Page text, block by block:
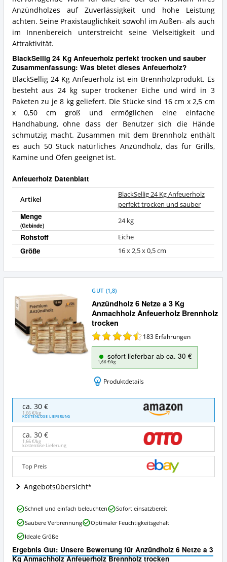
Anzündholzes auf Zuverlässigkeit und hohe Leistung
achten. Seine Praxistauglichkeit sowohl im Außen- als auch
im Innenbereich unterstreicht seine Vielseitigkeit und
Attraktivität.
BlackSellig 24 Kg Anfeuerholz perfekt trocken und sauber
Zusammenfassung: Was bietet dieses Anfeuerholz?
BlackSellig 24 Kg Anfeuerholz ist ein Brennholzprodukt. Es
besteht aus 24 kg super trockener Eiche und wird in 3
Paketen zu je 8 kg geliefert. Die Stücke sind 16 cm x 2,5 cm
x 0,50 cm groß und ermöglichen eine einfache
Handhabung, ohne dass der Benutzer sich die Hände
schmutzig macht. Zusammen mit dem Brennholz enthält
es auch 50 Stück natürliches Anzündholz, das für Grills,
Kamine und Öfen geeignet ist.
Anfeuerholz Datenblatt
Artikel
BlackSellig 24 Kg Anfeuerholz
perfekt trocken und sauber
Menge
(Gebinde)
24 kg
Rohstoff Eiche
Größe 16 x 2,5 x 0,5 cm
Anzündholz 6 Netze a 3 Kg
Anmachholz Anfeuerholz Brennholz
trocken
GUT (1,8)
183 Erfahrungen
sofort lieferbar ab ca. 30 €
1,66 €/kg
Produktdetails
Anzündholz
Netze
a
Anmachholz
Anfeuerholz
Brennholz
trocken
Angebote:
Wo
ist
dieses
Anfeuerholz
erhältlich?
ca. 30 €
1,66 €/kg
KOSTENLOSE LIEFERUNG
ca. 30 €
1,66 €/kg
kostenlose Lieferung
Top Preis
Angebotsübersicht
Ergebnis Gut: Unsere Bewertung für Anzündholz 6 Netze a 3
Kg Anmachholz Anfeuerholz Brennholz trocken
Anzündholz
Netze
Kg
Schnell und einfach beleuchten
Sofort einsatzbereit
Saubere Verbrennung
Optimaler Feuchtigkeitsgehalt
Ideale Größe